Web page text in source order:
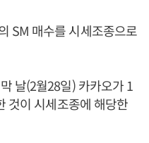
SM 매수를 시세조종으로
날(2월28일) 카카오가 1
것이 시세조종에 해당한